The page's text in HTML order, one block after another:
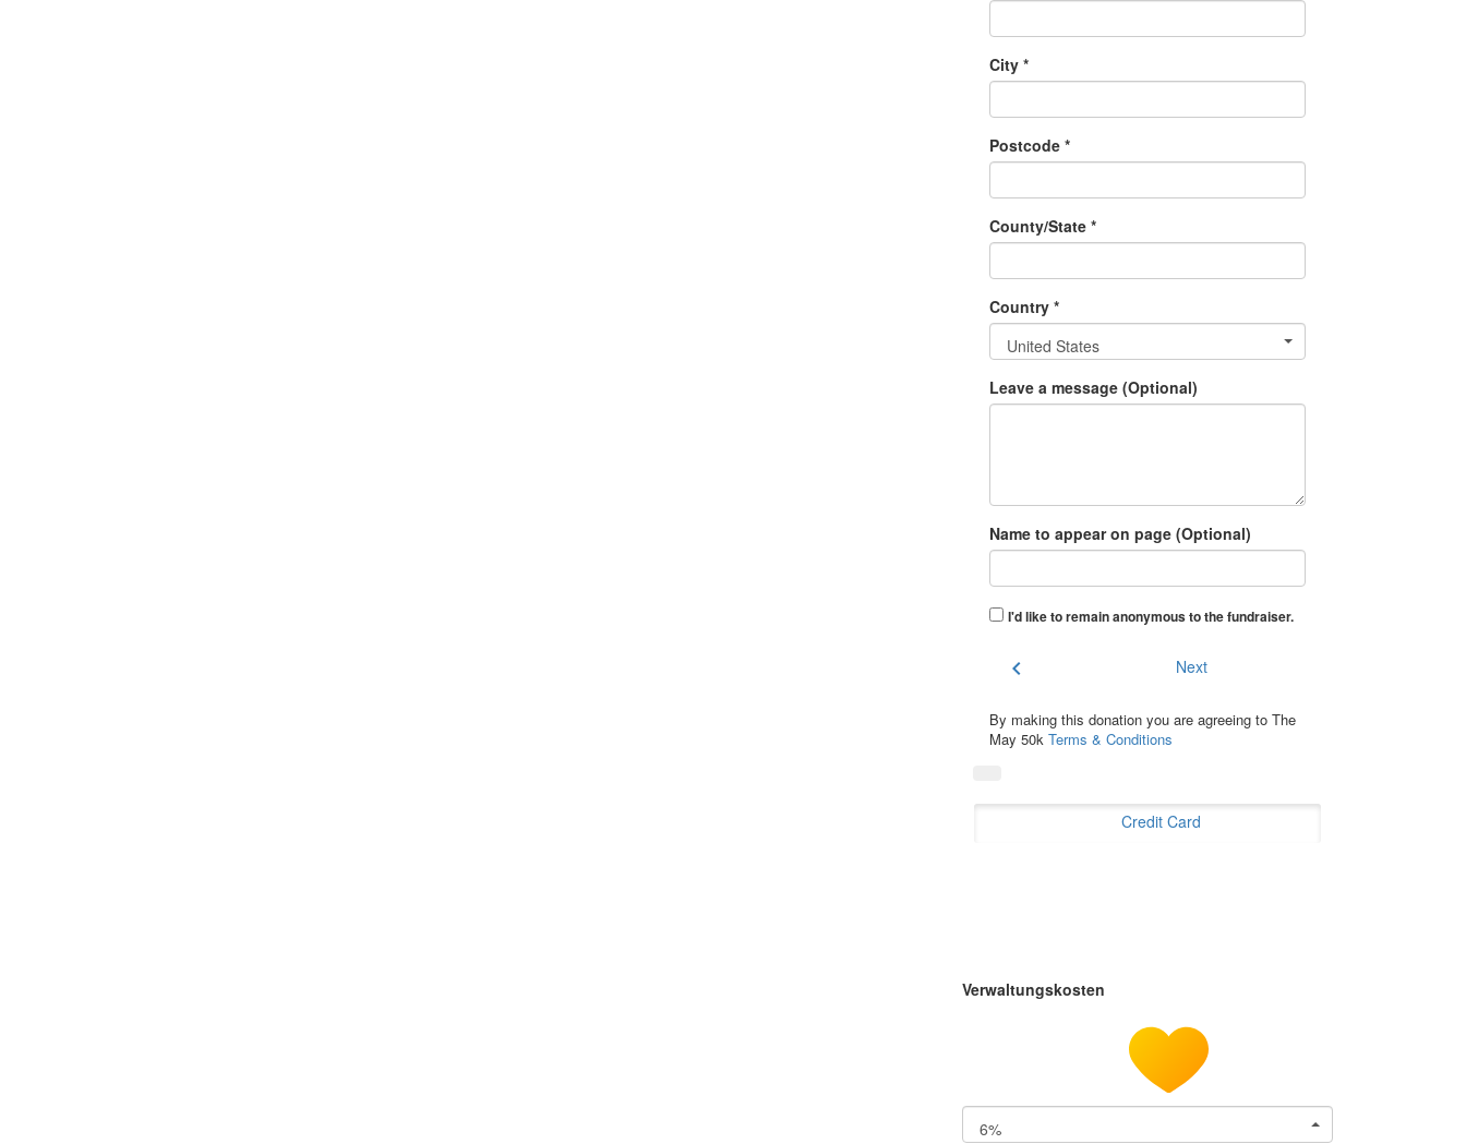
City *
Postcode *
County/State *
Country *
United States
Leave a message (Optional)
Name to appear on page (Optional)
I'd like to remain anonymous to the fundraiser.
chevron_left Next
By making this donation you are agreeing to The
May 50k Terms & Conditions
Credit Card
Verwaltungskosten
6%